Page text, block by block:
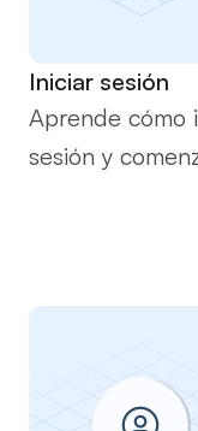
Iniciar sesión
Aprende cómo
sesión y